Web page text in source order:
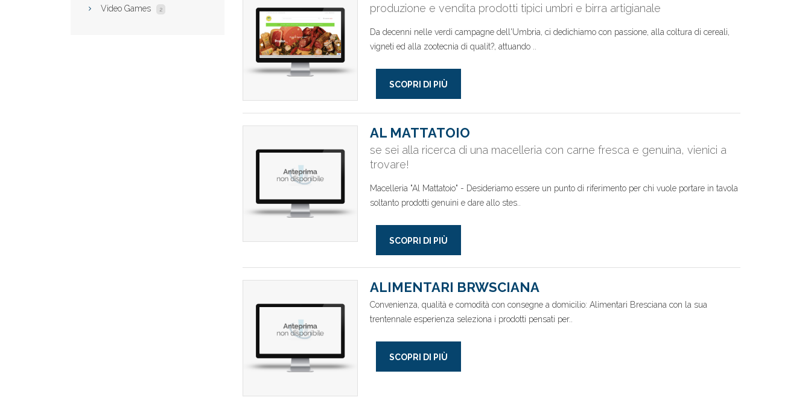
Video Games 2 produzione e vendita prodotti tipici umbri e birra artigianale
Da decenni nelle verdi campagne dell'Umbria, ci dedichiamo con passione, alla coltura di cereali,
vigneti ed alla zootecnia di qualit?, attuando ..
SCOPRI DI PIÙ
AL MATTATOIO
se sei alla ricerca di una macelleria con carne fresca e genuina, vienici a
trovare!
Macelleria "Al Mattatoio" - Desideriamo essere un punto di riferimento per chi vuole portare in tavola
soltanto prodotti genuini e dare allo stes..
SCOPRI DI PIÙ
ALIMENTARI BRWSCIANA
Convenienza, qualità e comodità con consegne a domicilio: Alimentari Bresciana con la sua
trentennale esperienza seleziona i prodotti pensati per..
SCOPRI DI PIÙ